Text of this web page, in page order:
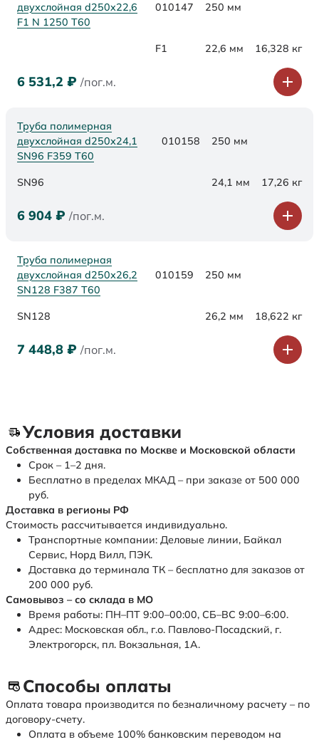
двухслойная d250x22,6
F1 N 1250 Т60
010147 250 мм
F1 22,6 мм 16,328 кг
6 531,2 ₽ /пог.м.
Труба полимерная
двухслойная d250х24,1
SN96 F359 Т60
010158 250 мм
SN96 24,1 мм 17,26 кг
6 904 ₽ /пог.м.
Труба полимерная
двухслойная d250х26,2
SN128 F387 Т60
010159 250 мм
SN128 26,2 мм 18,622 кг
7 448,8 ₽ /пог.м.
Условия доставки
Собственная доставка по Москве и Московской области
Срок – 1–2 дня.
Бесплатно в пределах МКАД – при заказе от 500 000
руб.
Доставка в регионы РФ
Стоимость рассчитывается индивидуально.
Транспортные компании: Деловые линии, Байкал
Сервис, Норд Вилл, ПЭК.
Доставка до терминала ТК – бесплатно для заказов от
200 000 руб.
Самовывоз – со склада в МО
Время работы: ПН–ПТ 9:00–00:00, СБ–ВС 9:00–6:00.
Адрес: Московская обл., г.о. Павлово-Посадский, г.
Электрогорск, пл. Вокзальная, 1А.
Способы оплаты
Оплата товара производится по безналичному расчету – по
договору-счету.
Оплата в объеме 100% банковским переводом на